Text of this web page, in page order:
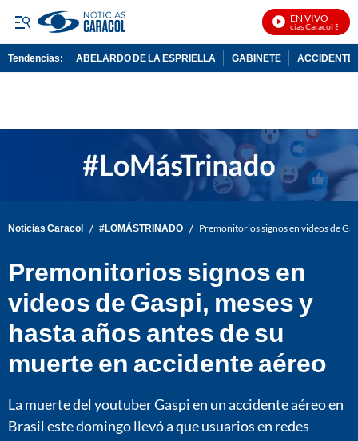
EN VIVO
Noticias Caracol En Vivo
Tendencias: ABELARDO DE LA ESPRIELLA GABINETE ACCIDENTE
Noticias Caracol / #LOMÁSTRINADO / Premonitorios signos en videos de
Premonitorios signos en
videos de Gaspi, meses y
hasta años antes de su
muerte en accidente aéreo
La muerte del youtuber Gaspi en un accidente aéreo en
Brasil este domingo llevó a que usuarios en redes